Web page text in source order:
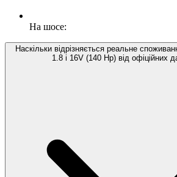
На шосе:
Наскільки відрізняється реальне
1.8 i 16V (140 Hp) від офіційних